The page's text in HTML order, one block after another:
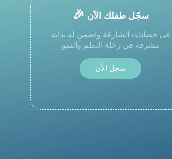
سجّل طفلك الآن 🎉
في حضانات الشارقة واضمن له بداية
مشرقة في رحلة التعلم والنمو
سجل الآن